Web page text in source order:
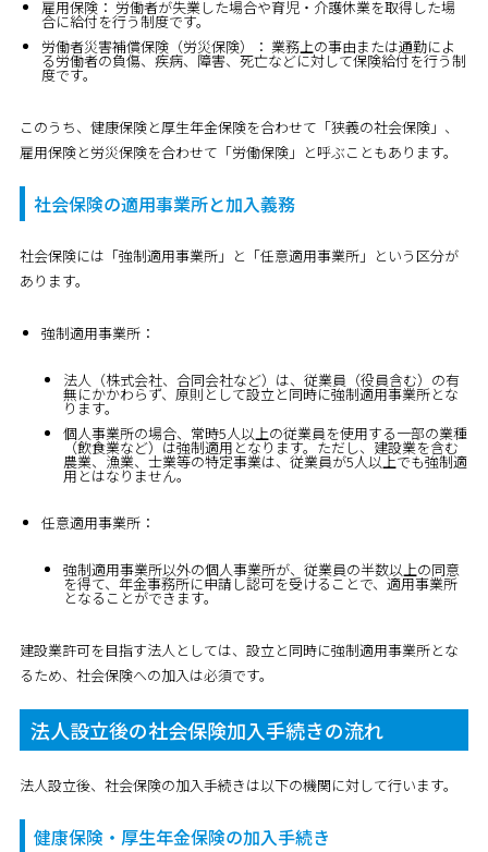
雇用保険： 労働者が失業した場合や育児・介護休業を取得した場
合に給付を行う制度です。
労働者災害補償保険（労災保険）： 業務上の事由または通勤によ
る労働者の負傷、疾病、障害、死亡などに対して保険給付を行う制
度です。
このうち、健康保険と厚生年金保険を合わせて「狭義の社会保険」、
雇用保険と労災保険を合わせて「労働保険」と呼ぶこともあります。
社会保険の適用事業所と加入義務
社会保険には「強制適用事業所」と「任意適用事業所」という区分が
あります。
強制適用事業所：
法人（株式会社、合同会社など）は、従業員（役員含む）の有
無にかかわらず、原則として設立と同時に強制適用事業所とな
ります。
個人事業所の場合、常時5人以上の従業員を使用する一部の業種
（飲食業など）は強制適用となります。ただし、建設業を含む
農業、漁業、士業等の特定事業は、従業員が5人以上でも強制適
用とはなりません。
任意適用事業所：
強制適用事業所以外の個人事業所が、従業員の半数以上の同意
を得て、年金事務所に申請し認可を受けることで、適用事業所
となることができます。
建設業許可を目指す法人としては、設立と同時に強制適用事業所とな
るため、社会保険への加入は必須です。
法人設立後の社会保険加入手続きの流れ
法人設立後、社会保険の加入手続きは以下の機関に対して行います。
健康保険・厚生年金保険の加入手続き